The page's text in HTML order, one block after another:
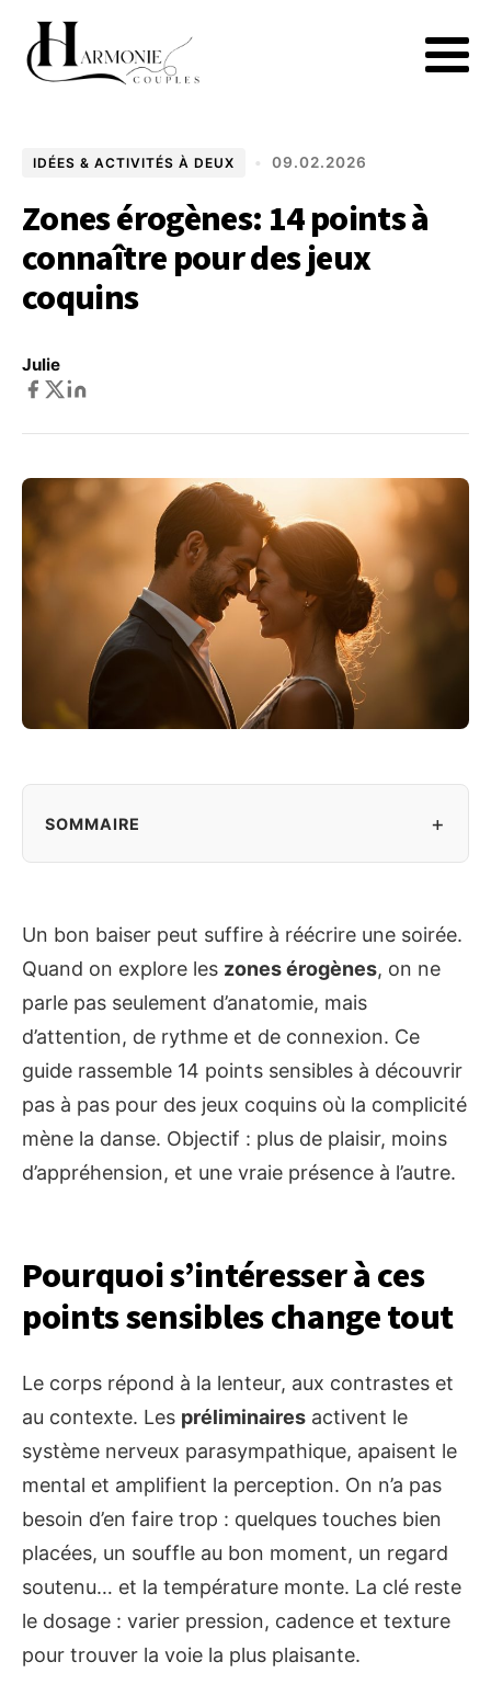
IDÉES & ACTIVITÉS À DEUX • 09.02.2026
Zones érogènes: 14 points à
connaître pour des jeux
coquins
Julie
SOMMAIRE +
Un bon baiser peut suffire à réécrire une soirée.
Quand on explore les zones érogènes, on ne
parle pas seulement d’anatomie, mais
d’attention, de rythme et de connexion. Ce
guide rassemble 14 points sensibles à découvrir
pas à pas pour des jeux coquins où la complicité
mène la danse. Objectif : plus de plaisir, moins
d’appréhension, et une vraie présence à l’autre.
Pourquoi s’intéresser à ces
points sensibles change tout
Le corps répond à la lenteur, aux contrastes et
au contexte. Les préliminaires activent le
système nerveux parasympathique, apaisent le
mental et amplifient la perception. On n’a pas
besoin d’en faire trop : quelques touches bien
placées, un souffle au bon moment, un regard
soutenu… et la température monte. La clé reste
le dosage : varier pression, cadence et texture
pour trouver la voie la plus plaisante.